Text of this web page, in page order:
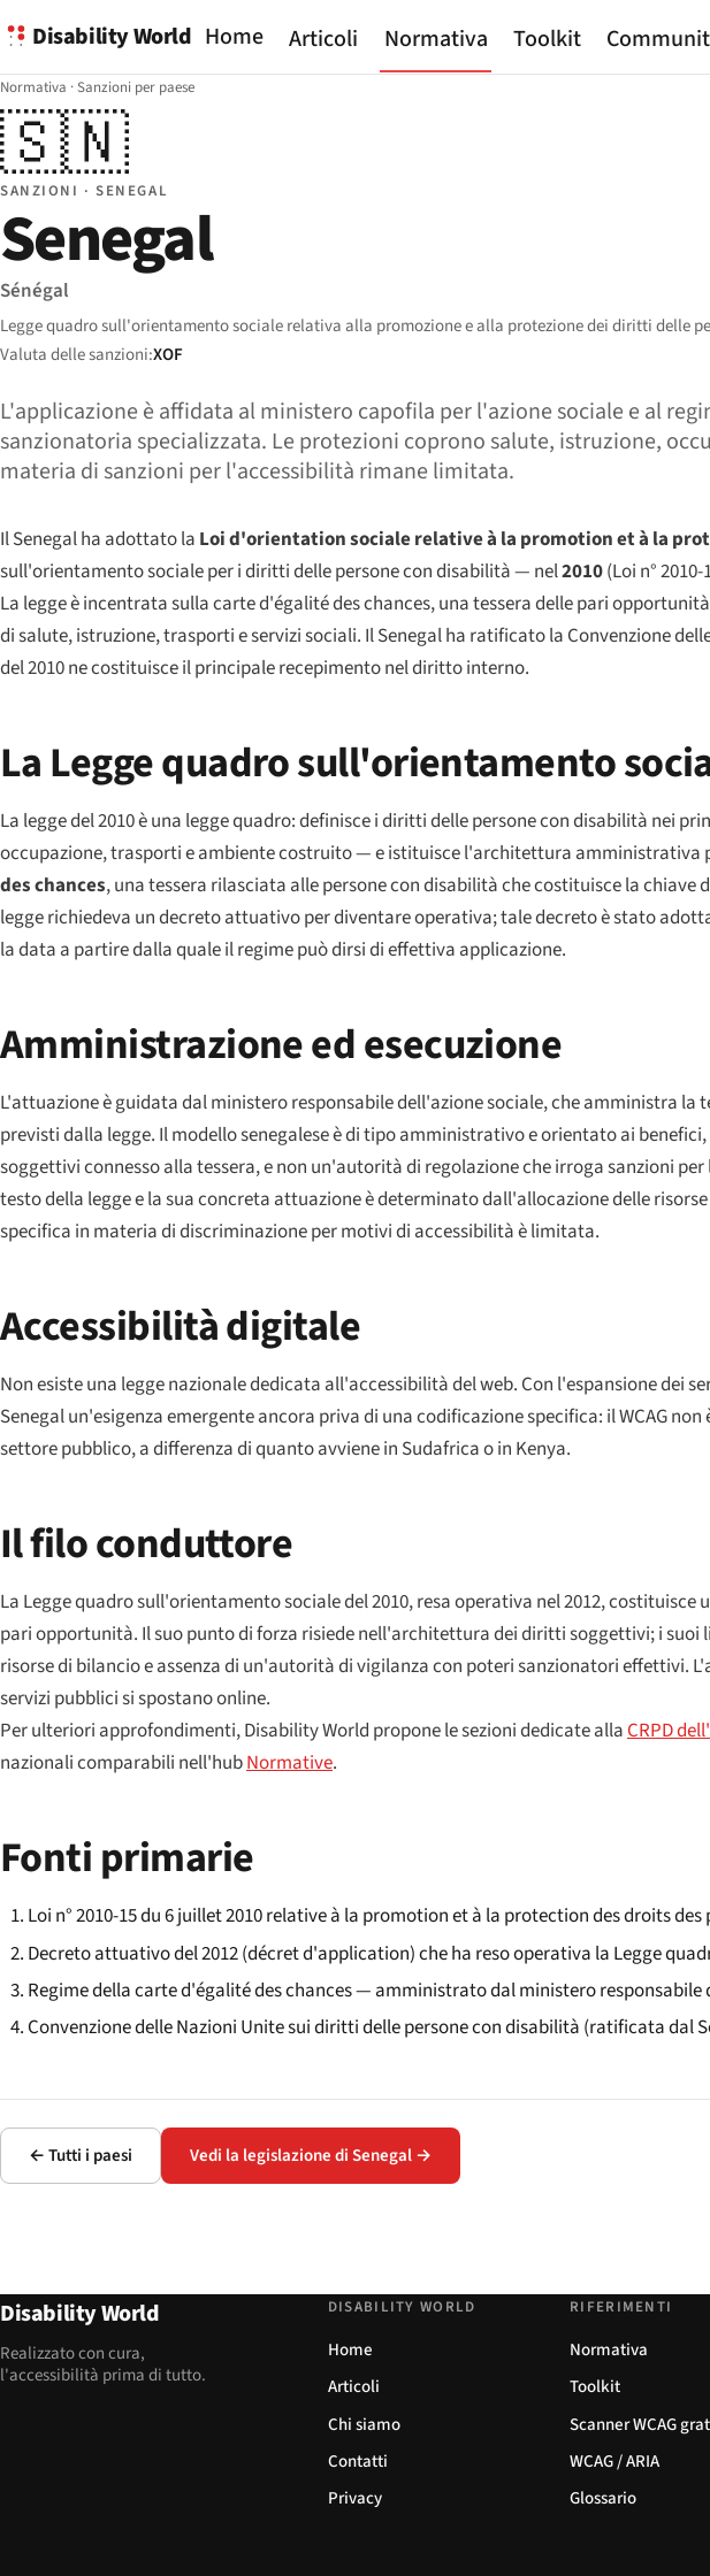
Disability World Home Articoli Normativa Toolkit
Normativa ·Sanzioni per paese
🇸🇳
SANZIONI · SENEGAL
Senegal
Sénégal
Legge quadro sull'orientamento sociale relativa alla promozione e alla protezione dei diritti delle
Valuta delle sanzioni:XOF
L'applicazione è affidata al ministero capofila per l'azione sociale e al
sanzionatoria specializzata. Le protezioni coprono salute, istruzione,
materia di sanzioni per l'accessibilità rimane limitata.
Il Senegal ha adottato la Loi d'orientation sociale relative à la promotion et à la
sull'orientamento sociale per i diritti delle persone con disabilità — nel2010(Loi n°
La legge è incentrata sullacarte d'égalité des chances, una tessera delle pari
di salute, istruzione, trasporti e servizi sociali. Il Senegal ha ratificato la Convenzione
del 2010 ne costituisce il principale recepimento nel diritto interno.
La Legge quadro sull'orientamento
La legge del 2010 è una legge quadro: definisce i diritti delle persone con disabilità nei
occupazione, trasporti e ambiente costruito — e istituisce l'architettura amministrativa
des chances, una tessera rilasciata alle persone con disabilità che costituisce la
legge richiedeva un decreto attuativo per diventare operativa; tale decreto è stato
la data a partire dalla quale il regime può dirsi di effettiva applicazione.
Amministrazione ed esecuzione
L'attuazione è guidata dal ministero responsabile dell'azione sociale, che amministra
previsti dalla legge. Il modello senegalese è di tipo amministrativo e orientato ai
soggettivi connesso alla tessera, e non un'autorità di regolazione che irroga sanzioni
testo della legge e la sua concreta attuazione è determinato dall'allocazione delle
specifica in materia di discriminazione per motivi di accessibilità è limitata.
Accessibilità digitale
Non esiste una legge nazionale dedicata all'accessibilità del web. Con l'espansione dei
Senegal un'esigenza emergente ancora priva di una codificazione specifica: il WCAG
settore pubblico, a differenza di quanto avviene in Sudafrica o in Kenya.
Il filo conduttore
La Legge quadro sull'orientamento sociale del 2010, resa operativa nel 2012,
pari opportunità. Il suo punto di forza risiede nell'architettura dei diritti soggettivi; i
risorse di bilancio e assenza di un'autorità di vigilanza con poteri sanzionatori effettivi.
servizi pubblici si spostano online.
Per ulteriori approfondimenti, Disability World propone le sezioni dedicate allaCRPD
nazionali comparabili nell'hubNormative.
Fonti primarie
Loi n° 2010-15 du 6 juillet 2010 relative à la promotion et à la protection des droits
Decreto attuativo del 2012 (décret d'application) che ha reso operativa la Legge
Regime dellacarte d'égalité des chances— amministrato dal ministero responsabile
Convenzione delle Nazioni Unite sui diritti delle persone con disabilità (ratificata dal
← Tutti i paesi Vedi la legislazione di Senegal →
Disability World
Realizzato con cura,
l'accessibilità prima di tutto.
DISABILITY WORLD
Home
Articoli
Chi siamo
Contatti
Privacy
RIFERIMENTI
Normativa
Toolkit
Scanner WCAG
WCAG / ARIA
Glossario